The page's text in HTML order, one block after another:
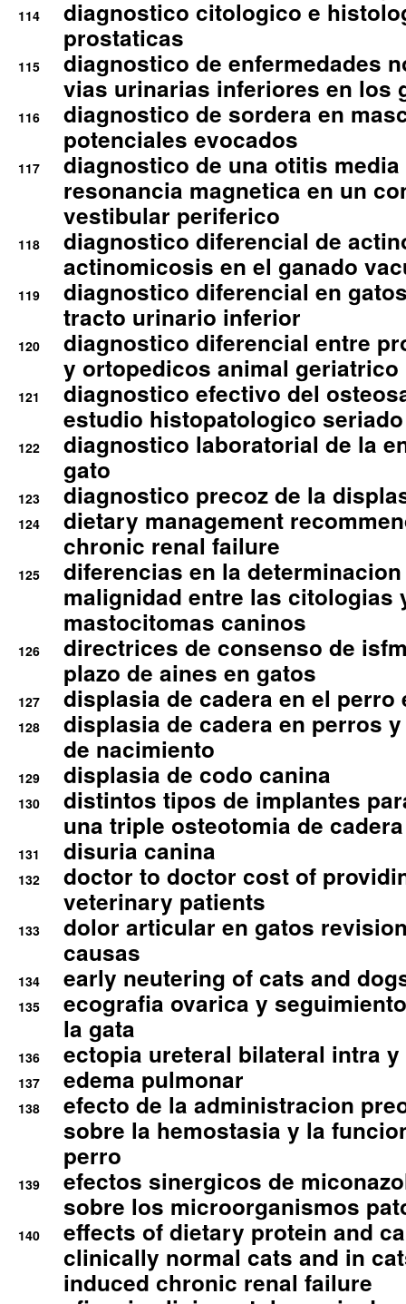
114
diagnostico citologico e
prostaticas
115
diagnostico de enfermedades
vias urinarias inferiores en los
116
diagnostico de sordera en
potenciales evocados
117
diagnostico de una otitis
resonancia magnetica en un
vestibular periferico
118
diagnostico diferencial de
actinomicosis en el ganado
119
diagnostico diferencial en
tracto urinario inferior
120
diagnostico diferencial entre
y ortopedicos animal geriatrico
121
diagnostico efectivo del
estudio histopatologico seriado
122
diagnostico laboratorial de la
gato
123 diagnostico precoz de la
124
dietary management
chronic renal failure
125
diferencias en la
malignidad entre las citologias
mastocitomas caninos
126
directrices de consenso de
plazo de aines en gatos
127 displasia de cadera en el perro
128
displasia de cadera en perros
de nacimiento
129 displasia de codo canina
130
distintos tipos de implantes
una triple osteotomia de cadera
131 disuria canina
132
doctor to doctor cost of
veterinary patients
133
dolor articular en gatos
causas
134 early neutering of cats and
135
ecografia ovarica y
la gata
136 ectopia ureteral bilateral intra
137 edema pulmonar
138
efecto de la administracion
sobre la hemostasia y la
perro
139
efectos sinergicos de
sobre los microorganismos
140
effects of dietary protein and
clinically normal cats and in
induced chronic renal failure